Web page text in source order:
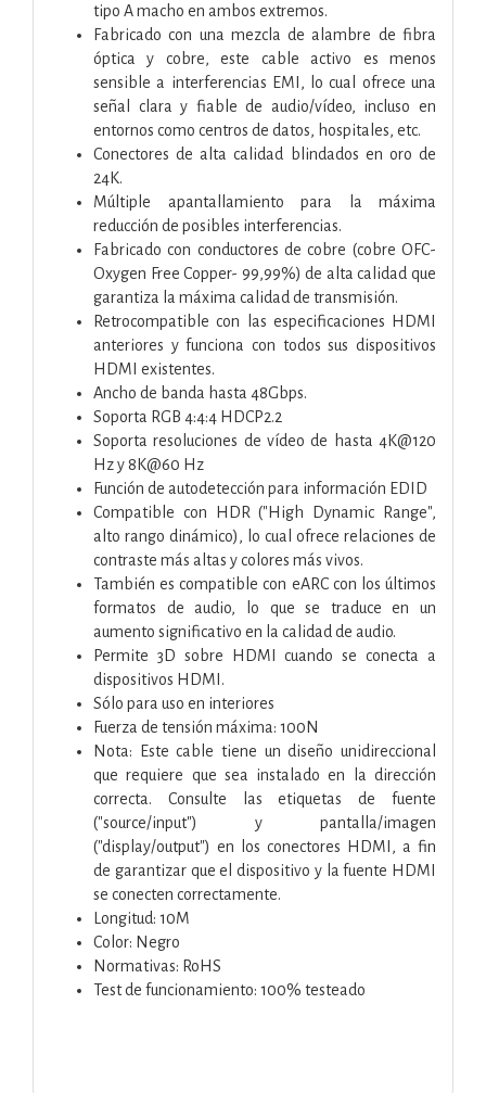
tipo A macho en ambos extremos.
Fabricado con una mezcla de alambre de fibra
óptica y cobre, este cable activo es menos
sensible a interferencias EMI, lo cual ofrece una
señal clara y fiable de audio/vídeo, incluso en
entornos como centros de datos, hospitales, etc.
Conectores de alta calidad blindados en oro de
24K.
Múltiple apantallamiento para la máxima
reducción de posibles interferencias.
Fabricado con conductores de cobre (cobre OFC-
Oxygen Free Copper- 99,99%) de alta calidad que
garantiza la máxima calidad de transmisión.
Retrocompatible con las especificaciones HDMI
anteriores y funciona con todos sus dispositivos
HDMI existentes.
Ancho de banda hasta 48Gbps.
Soporta RGB 4:4:4 HDCP2.2
Soporta resoluciones de vídeo de hasta 4K@120
Hz y 8K@60 Hz
Función de autodetección para información EDID
Compatible con HDR ("High Dynamic Range",
alto rango dinámico), lo cual ofrece relaciones de
contraste más altas y colores más vivos.
También es compatible con eARC con los últimos
formatos de audio, lo que se traduce en un
aumento significativo en la calidad de audio.
Permite 3D sobre HDMI cuando se conecta a
dispositivos HDMI.
Sólo para uso en interiores
Fuerza de tensión máxima: 100N
Nota: Este cable tiene un diseño unidireccional
que requiere que sea instalado en la dirección
correcta. Consulte las etiquetas de fuente
("source/input") y pantalla/imagen
("display/output") en los conectores HDMI, a fin
de garantizar que el dispositivo y la fuente HDMI
se conecten correctamente.
Longitud: 10M
Color: Negro
Normativas: RoHS
Test de funcionamiento: 100% testeado